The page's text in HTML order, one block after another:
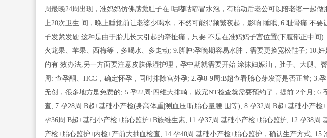
周最晚24周出现，准妈妈仿佛感觉肚子在 咕嘟咕嘟冒水泡，有胎动后老公可以陪老婆一起
上20次卫生 间，晚上睡觉前让老婆少喝水，不然可能得频繁夜起，影响 睡眠; 6.耻骨痛:不
子发紧发硬:这种是由于胎儿长大引起的牵扯痛，只要 不是在准妈妈子宫位置(下腹部正中间
火龙果、苹果、西梅等，多喝水、多走动; 9.脚肿:孕晚期容易水肿，需要更换宽松鞋子; 10.
的有 效办法,另一方面要注意皮肤保湿护理，孕中期就需要开始 涂抹妇娠油，肚子、大腿、
周: 查孕酮、HCG，确定怀孕，同时排除宫外孕; 2.孕8-9周:B超查看胎心芽发育是否正常; 3.
无创，很多地方是免费的; 5.孕22周:四维大排畸，做完NT检查就需要预约了，提前 2个月; 6.
查; 7.孕28周:B超+基础小产检(身高体重|测血压|听胎心量腰 围等); 8.孕32周:B超+基础小产检
孕36周:B超+基础小产检+胎心监护+B族维生素; 11.孕37周:基础小产检+胎心监护; 12.孕38周
产检+胎心监护+内检+产前大抽血检查; 14.孕40周:基础小产检+胎心监护，确认生产方式;